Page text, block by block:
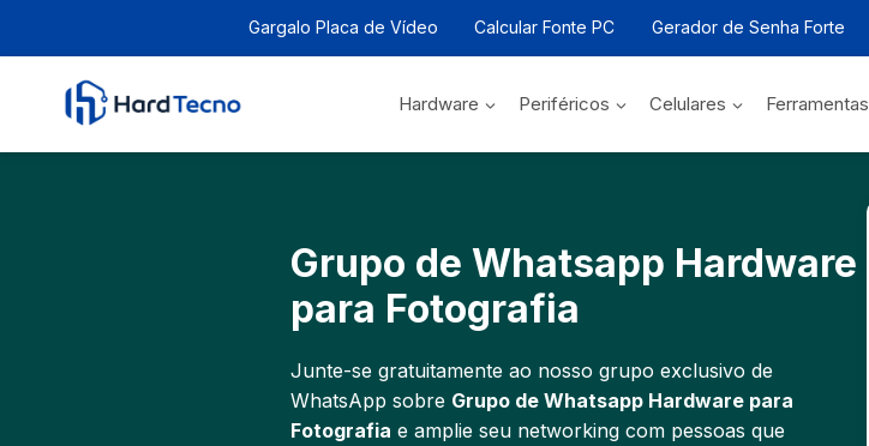
Conteúdo
Gargalo Placa de Vídeo Calcular Fonte PC Gerador de Senha Forte
Hardware Periféricos Celulares Ferramentas
Grupo de Whatsapp Hardware
para Fotografia
Junte-se gratuitamente ao nosso grupo exclusivo de
WhatsApp sobre Grupo de Whatsapp Hardware para
Fotografia e amplie seu networking com pessoas que